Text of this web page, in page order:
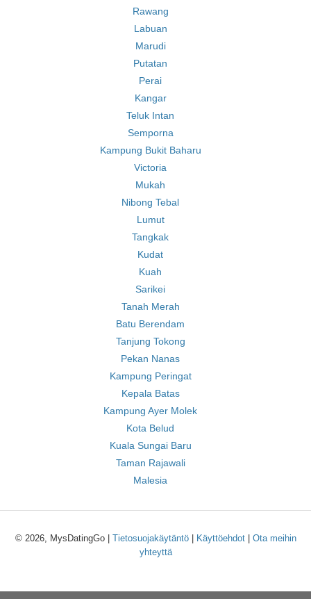
Rawang
Labuan
Marudi
Putatan
Perai
Kangar
Teluk Intan
Semporna
Kampung Bukit Baharu
Victoria
Mukah
Nibong Tebal
Lumut
Tangkak
Kudat
Kuah
Sarikei
Tanah Merah
Batu Berendam
Tanjung Tokong
Pekan Nanas
Kampung Peringat
Kepala Batas
Kampung Ayer Molek
Kota Belud
Kuala Sungai Baru
Taman Rajawali
Malesia
© 2026, MysDatingGo | Tietosuojakäytäntö| Käyttöehdot| Ota meihin
yhteyttä